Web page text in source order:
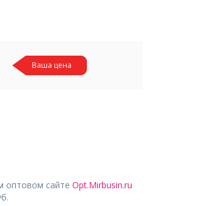
Ваша цена
оптовом сайте Opt.Mirbusin.ru